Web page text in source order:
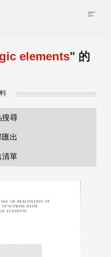
elements" 的
搜尋
出
清單